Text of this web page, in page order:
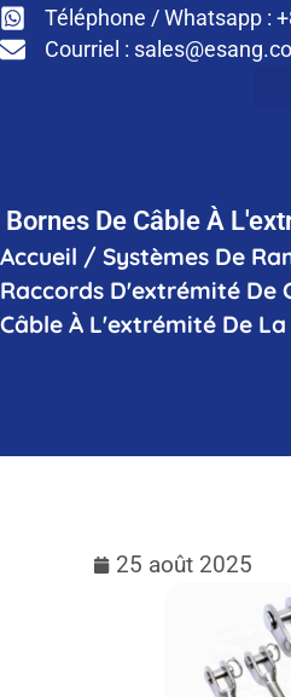
Téléphone / Whatsapp :
Courriel : sales@esang.co
Bornes De Câble À
Accueil / Systèmes De
Raccords D'extrémité De
Câble À L'extrémité De
25 août 2025